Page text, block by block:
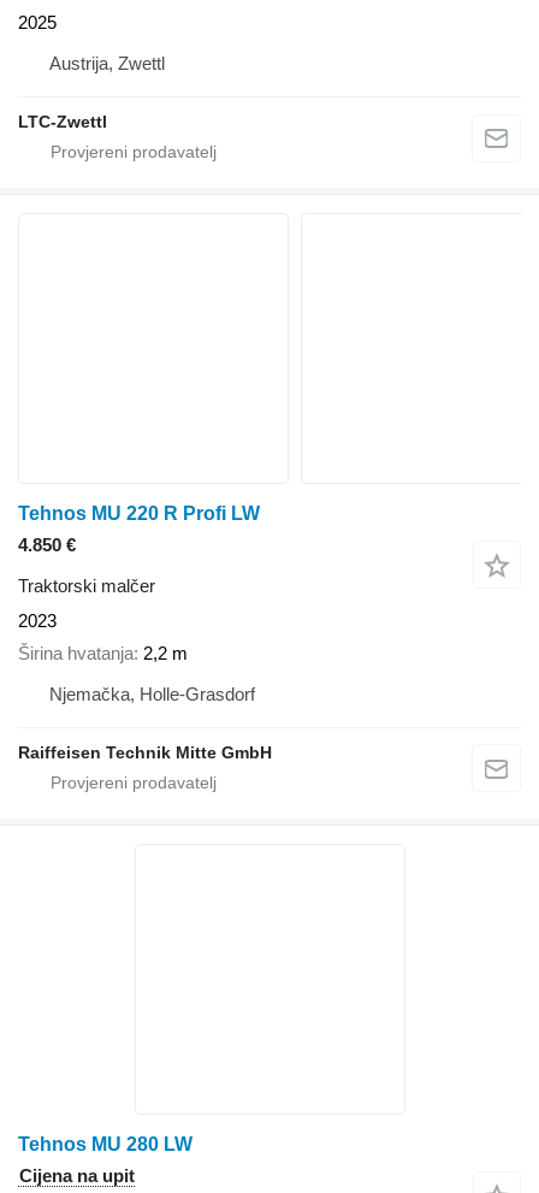
2025
Austrija, Zwettl
LTC-Zwettl
Tehnos MU 220 R Profi LW
4.850 €
Traktorski malčer
2023
Širina hvatanja 2,2 m
Njemačka, Holle-Grasdorf
Raiffeisen Technik Mitte GmbH
Tehnos MU 280 LW
Cijena na upit